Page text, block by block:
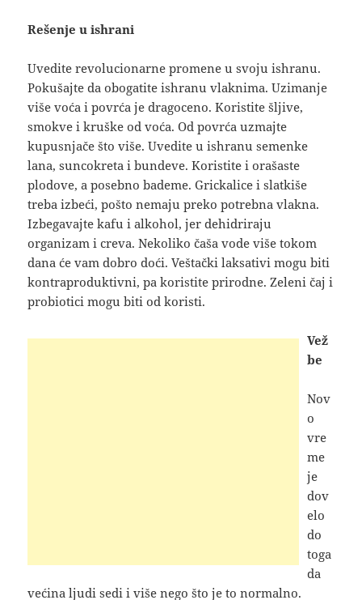
Rešenje u ishrani
Uvedite revolucionarne promene u svoju ishranu.
Pokušajte da obogatite ishranu vlaknima. Uzimanje
više voća i povrća je dragoceno. Koristite šljive,
smokve i kruške od voća. Od povrća uzmajte
kupusnjače što više. Uvedite u ishranu semenke
lana, suncokreta i bundeve. Koristite i orašaste
plodove, a posebno bademe. Grickalice i slatkiše
treba izbeći, pošto nemaju preko potrebna vlakna.
Izbegavajte kafu i alkohol, jer dehidriraju
organizam i creva. Nekoliko čaša vode više tokom
dana će vam dobro doći. Veštački laksativi mogu biti
kontraproduktivni, pa koristite prirodne. Zeleni čaj i
probiotici mogu biti od koristi.
Vež
be
Nov
o
vre
me
je
dov
elo
do
toga
da
većina ljudi sedi i više nego što je to normalno.